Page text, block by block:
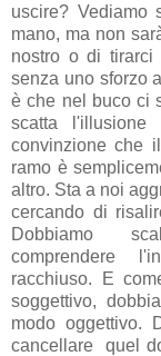
uscire? Vediamo
mano, ma non
nostro o di tirarci
senza uno sforzo
è che nel buco ci
scatta
convinzione che
ramo è
altro. Sta a noi
cercando di
Dobbiamo
comprendere
racchiuso. E
soggettivo,
modo oggettivo.
cancellare quel